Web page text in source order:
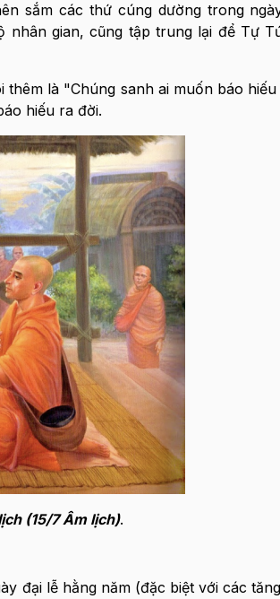
sắm các thứ cúng dường trong
gian, cũng tập trung lại để Tự
thêm là "Chúng sanh ai muốn báo
hiếu ra đời.
(15/7 Âm lịch).
đại lễ hằng năm (đặc biệt với các